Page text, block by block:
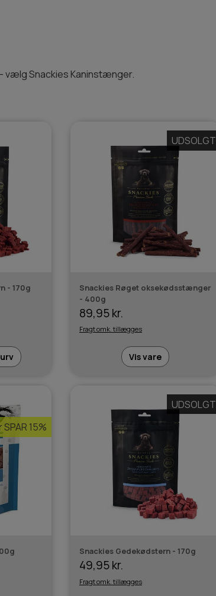
vælg Snackies Kaninstænger.
- 170g
UDSOLGT
Snackies Røget oksekødsstænger
- 400g
89,95 kr.
Fragt omk. tillægges
Vis vare
15%
UDSOLGT
Snackies Gedekødstern - 170g
49,95 kr.
Fragt omk. tillægges